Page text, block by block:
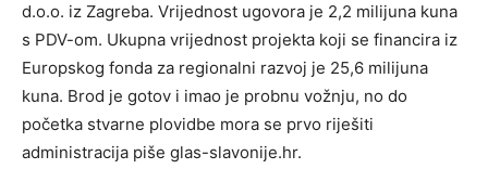
d.o.o. iz Zagreba. Vrijednost ugovora je 2,2 milijuna kuna
s PDV-om. Ukupna vrijednost projekta koji se financira iz
Europskog fonda za regionalni razvoj je 25,6 milijuna
kuna. Brod je gotov i imao je probnu vožnju, no do
početka stvarne plovidbe mora se prvo riješiti
administracija piše glas-slavonije.hr.